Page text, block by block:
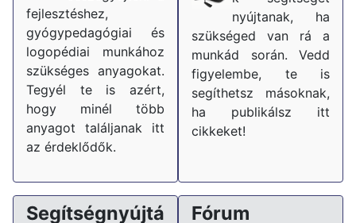
fejlesztéshez,
gyógypedagógiai és
logopédiai munkához
szükséges anyagokat.
Tegyél te is azért,
hogy minél több
anyagot találjanak itt
az érdeklődők.
nyújtanak, ha
szükséged van rá a
munkád során. Vedd
figyelembe, te is
segíthetsz másoknak,
ha publikálsz itt
cikkeket!
Segítségnyújtá Fórum